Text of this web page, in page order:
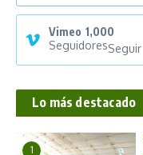
Vimeo 1,000
SeguidoresSeguir
Lo más destacado
1